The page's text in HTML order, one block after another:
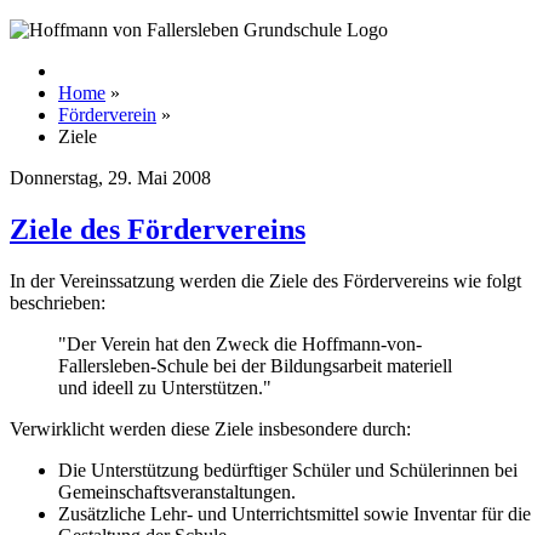
Home »
Förderverein »
Ziele
Donnerstag, 29. Mai 2008
Ziele des Fördervereins
In der Vereinssatzung werden die Ziele des Fördervereins wie folgt
beschrieben:
"Der Verein hat den Zweck die Hoffmann-von-
Fallersleben-Schule bei der Bildungsarbeit materiell
und ideell zu Unterstützen."
Verwirklicht werden diese Ziele insbesondere durch:
Die Unterstützung bedürftiger Schüler und Schülerinnen bei
Gemeinschaftsveranstaltungen.
Zusätzliche Lehr- und Unterrichtsmittel sowie Inventar für die